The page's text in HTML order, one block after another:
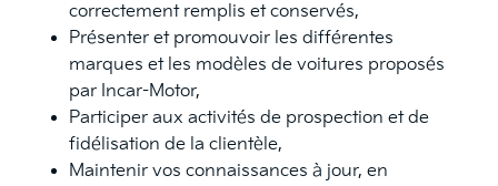
correctement remplis et conservés,
Présenter et promouvoir les différentes
marques et les modèles de voitures proposés
par Incar-Motor,
Participer aux activités de prospection et de
fidélisation de la clientèle,
Maintenir vos connaissances à jour, en